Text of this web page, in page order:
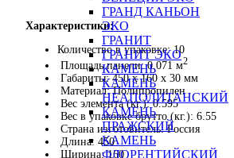
ГРАНД КАНЬОН
ЭКО
ГРАНИТ
ГРАНИТ ЭКО
КАМЕНЬ
КАМЕНЬ
НЕАПОЛИТАНСКИЙ
КАМЕНЬ
ПРАЖСКИЙ
КАМЕНЬ
ФЛОРЕНТИЙСКИЙ
Характеристики:
Количество в упаковке: 10
Площадь панели: 0.071 м2
Габариты: 450 x 160 x 30 мм
Материал: Полипропилен
Вес элемента (кг.): 0.595
Вес в упаковке брутто (кг.): 6.55
Страна изготовитель: Россия
Длина: 450
Ширина: 160